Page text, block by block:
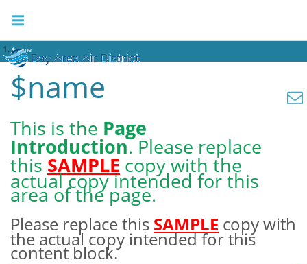
$name
$name
This is the Page
Introduction. Please replace
this SAMPLE copy with the
actual copy intended for this
area of the page.
Please replace this SAMPLE copy with
the actual copy intended for this
content block.